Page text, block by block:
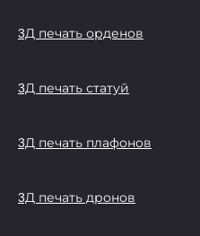
3Д печать орденов
3Д печать статуй
3Д печать плафонов
3Д печать дронов